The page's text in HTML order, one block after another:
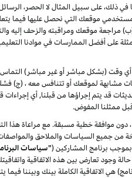
على سبيل المثال لا الحصر، الرسائل
موقعك التي نحصل عليها فيما
موقعك ومراقبته والزحف إليه
أفضل الممارسات في موادنا
أي وقت (بشكل مباشر أو غير مباشر)
لموقعك أو تتنافس معه ، (ج)
قد يتم إجراؤها من قبلنا, أي
ممثلنا المفوض.
دون موافقة خطية مسبقة. مع مراعاة هذا
من جميع السياسات والملاحق
بموجب برنامج المشاركين ("سياسات
وجود تعارض بين هذه الاتفاقية
هي الاتفاقية الكاملة بينك وبيننا